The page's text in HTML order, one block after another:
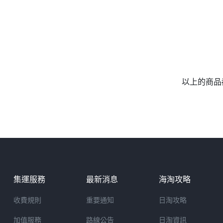
以上的商
集運服務
收費規則
加值服務
最新消息
重要通知
路線公告
海淘攻略
日淘攻略
日淘資訊